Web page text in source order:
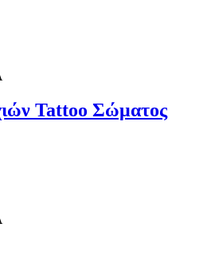
Tattoo Σώματος